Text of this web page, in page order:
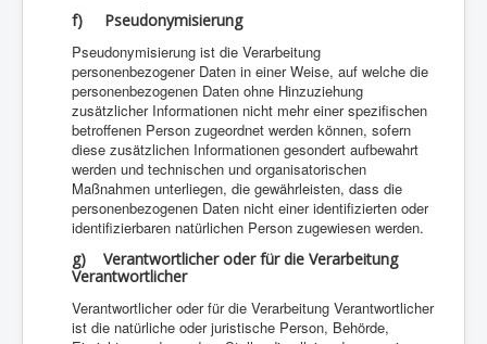
f) Pseudonymisierung
Pseudonymisierung ist die Verarbeitung
personenbezogener Daten in einer Weise, auf welche die
personenbezogenen Daten ohne Hinzuziehung
zusätzlicher Informationen nicht mehr einer spezifischen
betroffenen Person zugeordnet werden können, sofern
diese zusätzlichen Informationen gesondert aufbewahrt
werden und technischen und organisatorischen
Maßnahmen unterliegen, die gewährleisten, dass die
personenbezogenen Daten nicht einer identifizierten oder
identifizierbaren natürlichen Person zugewiesen werden.
g) Verantwortlicher oder für die Verarbeitung
Verantwortlicher
Verantwortlicher oder für die Verarbeitung Verantwortlicher
ist die natürliche oder juristische Person, Behörde,